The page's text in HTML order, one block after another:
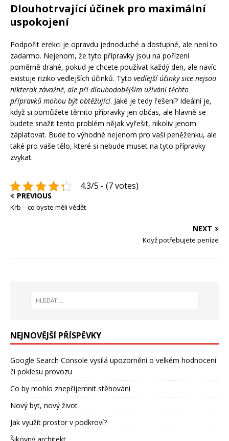
Dlouhotrvající účinek pro maximální
uspokojení
Podpořit erekci je opravdu jednoduché a dostupné, ale není to
zadarmo. Nejenom, že tyto přípravky jsou na pořízení
poměrně drahé, pokud je chcete používat každý den, ale navíc
existuje riziko vedlejších účinků. Tyto vedlejší účinky sice nejsou
nikterak závažné, ale při dlouhodobějším užívání těchto
přípravků mohou být obtěžující. Jaké je tedy řešení? Ideální je,
když si pomůžete těmito přípravky jen občas, ale hlavně se
budete snažit tento problém nějak vyřešit, nikoliv jenom
záplatovat. Bude to výhodné nejenom pro vaši peněženku, ale
také pro vaše tělo, které si nebude muset na tyto přípravky
zvykat.
4.3/5 - (7 votes)
PREVIOUS
Krb – co byste měli vědět
NEXT
Když potřebujete peníze
NEJNOVĚJŠÍ PŘÍSPĚVKY
Google Search Console vysílá upozornění o velkém hodnocení
či poklesu provozu
Co by mohlo znepříjemnit stěhování
Nový byt, nový život
Jak využít prostor v podkroví?